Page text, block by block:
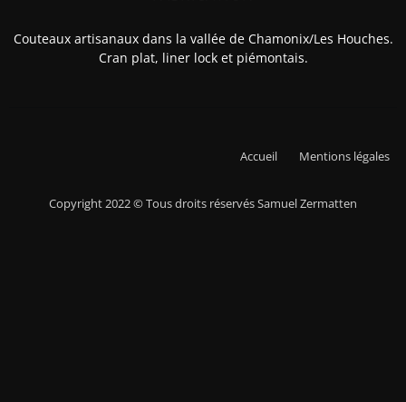
Couteaux artisanaux dans la vallée de Chamonix/Les Houches.
Cran plat, liner lock et piémontais.
Copyright 2022 © Tous droits réservés Samuel Zermatten
Accueil Mentions légales